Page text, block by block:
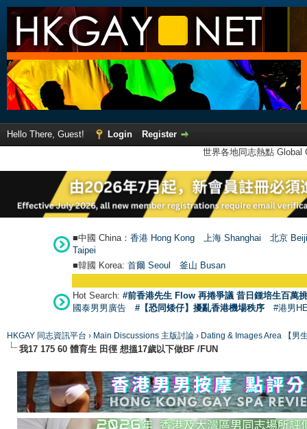
Hello There, Guest! Login
Register
世界各地同志熱點
■中國 China： 香港 Hong Kong 上海 Shanghai
北京
Taipei
■韓國 Korea: 首爾 Seoul 釜山 Busan
Hot Search: #前香港先生 Flow 再捲爭議 昔日鍾培生百萬
國泰男男廣告
#【恐同矮仔】擾亂香港機場秩序 #港男
HKGAY 同志資訊平台 › Main Discussions 主版討論 › Dating & Images Area 【男
我17 175 60 體育生 田徑 想搵17歲以下做BF /FUN